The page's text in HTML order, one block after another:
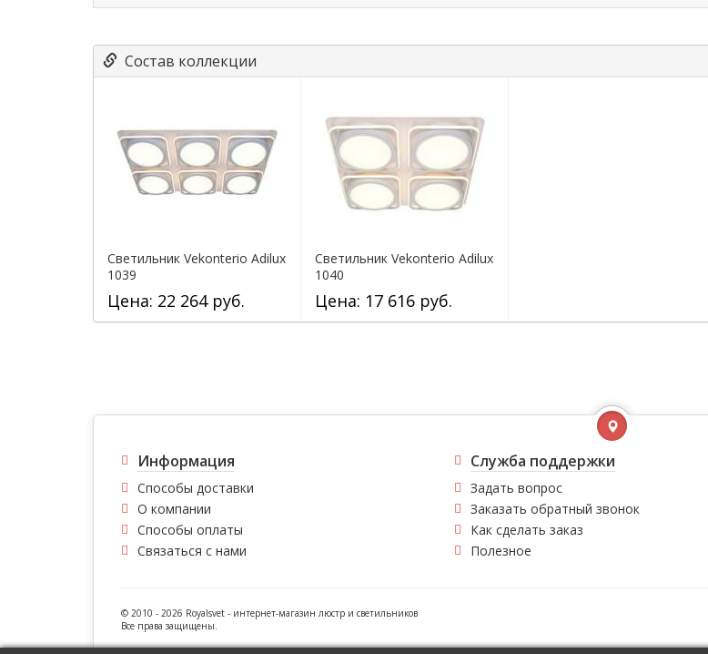
Состав коллекции
Светильник Vekonterio Adilux
1039
Цена: 22 264 руб.
Светильник Vekonterio Adilux
1040
Цена: 17 616 руб.
Информация
Способы доставки
О компании
Способы оплаты
Связаться с нами
Служба поддержки
Задать вопрос
Заказать обратный звонок
Как сделать заказ
Полезное
© 2010 - 2026 Royalsvet - интернет-магазин люстр и светильников
Все права защищены.